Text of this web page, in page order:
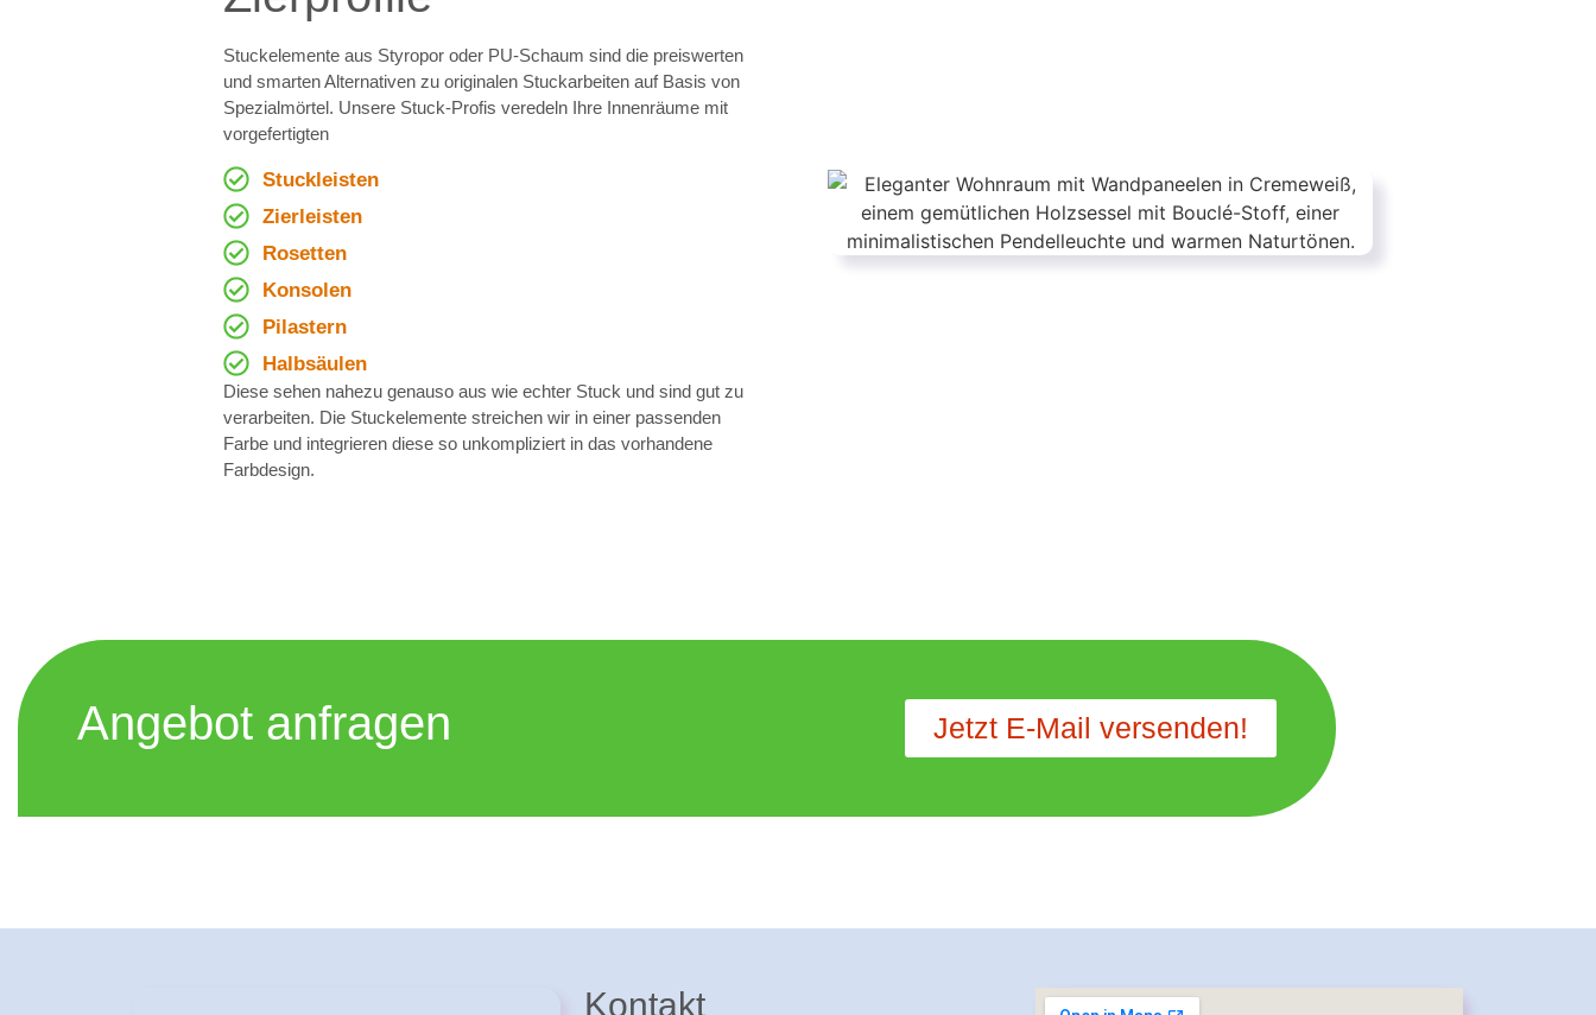
Stuckelemente aus Styropor oder PU-Schaum sind die preiswerten
und smarten Alternativen zu originalen Stuckarbeiten auf Basis von
Spezialmörtel. Unsere Stuck-Profis veredeln Ihre Innenräume mit
vorgefertigten
Stuckleisten
Zierleisten
Rosetten
Konsolen
Pilastern
Halbsäulen
Diese sehen nahezu genauso aus wie echter Stuck und sind gut zu
verarbeiten. Die Stuckelemente streichen wir in einer passenden
Farbe und integrieren diese so unkompliziert in das vorhandene
Farbdesign.
Angebot anfragen Jetzt E-Mail versenden!
Kontakt